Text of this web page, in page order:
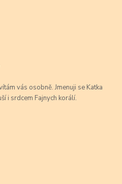
vás osobně. Jmenuji se Katka
i srdcem Fajnych korálí.